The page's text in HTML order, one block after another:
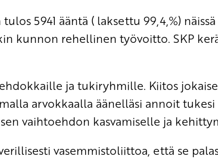
5941 ääntä ( laksettu 99,4,%)
kunnon rehellinen työvoitto. SKP
ja tukiryhmille. Kiitos
arvokkaalla äänelläsi annoit
vaihtoehdon kasvamiselle ja
vasemmistoliittoa, että se